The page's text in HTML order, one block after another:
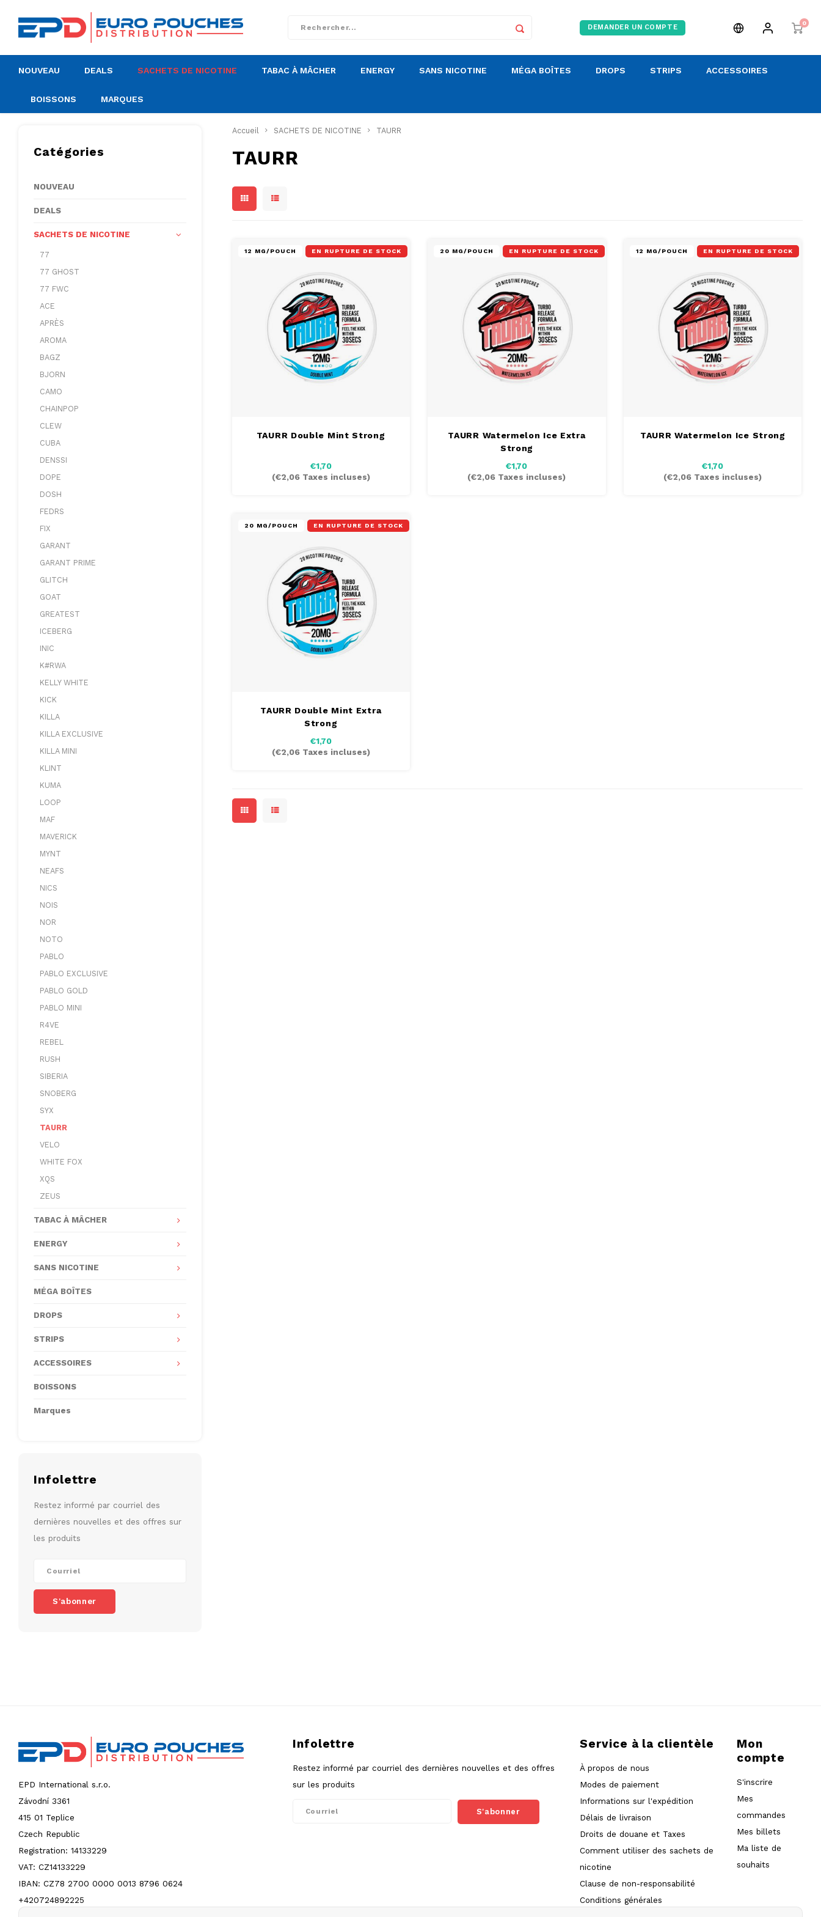
DEMANDER UN COMPTE
0
NOUVEAU DEALS SACHETS DE NICOTINE TABAC À MÂCHER ENERGY SANS NICOTINE MÉGA BOÎTES DROPS STRIPS ACCESSOIRES
BOISSONS MARQUES
Catégories
NOUVEAU
DEALS
SACHETS DE NICOTINE
77
77 GHOST
77 FWC
ACE
APRÈS
AROMA
BAGZ
BJORN
CAMO
CHAINPOP
CLEW
CUBA
DENSSI
DOPE
DOSH
FEDRS
FIX
GARANT
GARANT PRIME
GLITCH
GOAT
GREATEST
ICEBERG
INIC
K#RWA
KELLY WHITE
KICK
KILLA
KILLA EXCLUSIVE
KILLA MINI
KLINT
KUMA
LOOP
MAF
MAVERICK
MYNT
NEAFS
NICS
NOIS
NOR
NOTO
PABLO
PABLO EXCLUSIVE
PABLO GOLD
PABLO MINI
R4VE
REBEL
RUSH
SIBERIA
SNOBERG
SYX
TAURR
VELO
WHITE FOX
XQS
ZEUS
TABAC À MÂCHER
ENERGY
SANS NICOTINE
MÉGA BOÎTES
DROPS
STRIPS
ACCESSOIRES
BOISSONS
Marques
Infolettre
Restez informé par courriel des
dernières nouvelles et des offres sur
les produits
S'abonner
Accueil SACHETS DE NICOTINE TAURR
TAURR
12 MG/POUCH EN RUPTURE DE STOCK
TAURR Double Mint Strong
€1,70
(€2,06Taxes incluses)
20 MG/POUCH EN RUPTURE DE STOCK
TAURR Watermelon Ice Extra
Strong
€1,70
(€2,06 Taxes incluses)
12 MG/POUCH EN RUPTURE DE STOCK
TAURR Watermelon Ice Strong
€1,70
(€2,06 Taxes incluses)
20 MG/POUCH EN RUPTURE DE STOCK
TAURR Double Mint Extra
Strong
€1,70
(€2,06Taxes incluses)
EPD International s.r.o.
Závodní 3361
415 01 Teplice
Czech Republic
Registration: 14133229
VAT: CZ14133229
IBAN: CZ78 2700 0000 0013 8796 0624
+420724892225
Infolettre
Restez informé par courriel des dernières nouvelles et des offres
sur les produits
S'abonner
Service à la clientèle
À propos de nous
Modes de paiement
Informations sur l'expédition
Délais de livraison
Droits de douane et Taxes
Comment utiliser des sachets de
nicotine
Clause de non-responsabilité
Conditions générales
Mon
compte
S'inscrire
Mes
commandes
Mes billets
Ma liste de
souhaits